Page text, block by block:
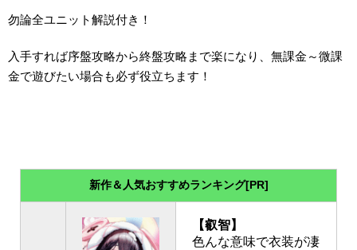
勿論全ユニット解説付き！
入手すれば序盤攻略から終盤攻略まで楽になり、無課金～微課
金で遊びたい場合も必ず役立ちます！
新作＆人気おすすめランキング[PR]
【叡智】
色んな意味で衣装が凄